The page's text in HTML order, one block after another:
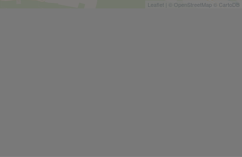
Leaflet | © OpenStreetMap © CartoDB